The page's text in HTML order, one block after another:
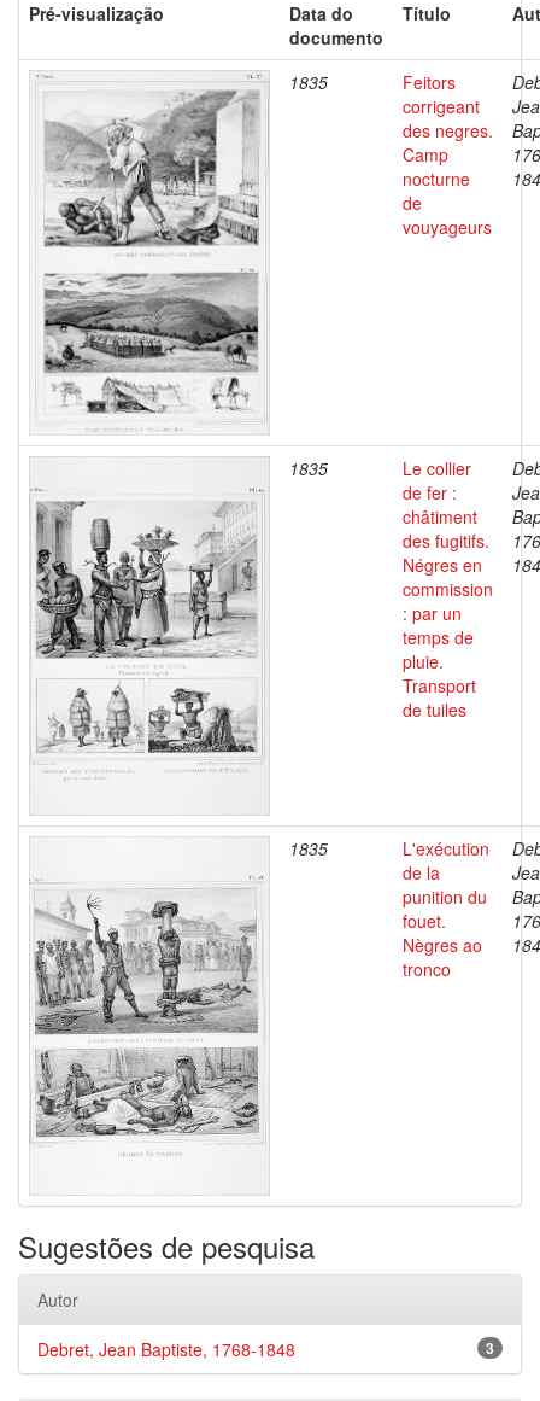
Pré-visualização
Data do
documento
Título
1835
Feitors
corrigeant
des negres.
Camp
nocturne
de
vouyageurs
1835
Le collier
de fer :
châtiment
des fugitifs.
Négres en
commission
: par un
temps de
pluie.
Transport
de tuiles
1835
L'exécution
de la
punition du
fouet.
Nègres ao
tronco
Sugestões de pesquisa
Autor
3
Debret, Jean Baptiste, 1768-1848